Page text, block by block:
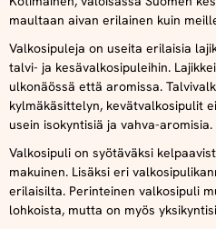
maultaan aivan erilainen kuin
Valkosipuleja on useita erilaisia
talvi- ja kesävalkosipuleihin.
ulkonäössä että aromissa.
kylmäkäsittelyn, kevätvalkosipulit
usein isokyntisiä ja vahva-aromisia.
Valkosipuli on syötäväksi
makuinen. Lisäksi eri
erilaisilta. Perinteinen valkosipuli
lohkoista, mutta on myös